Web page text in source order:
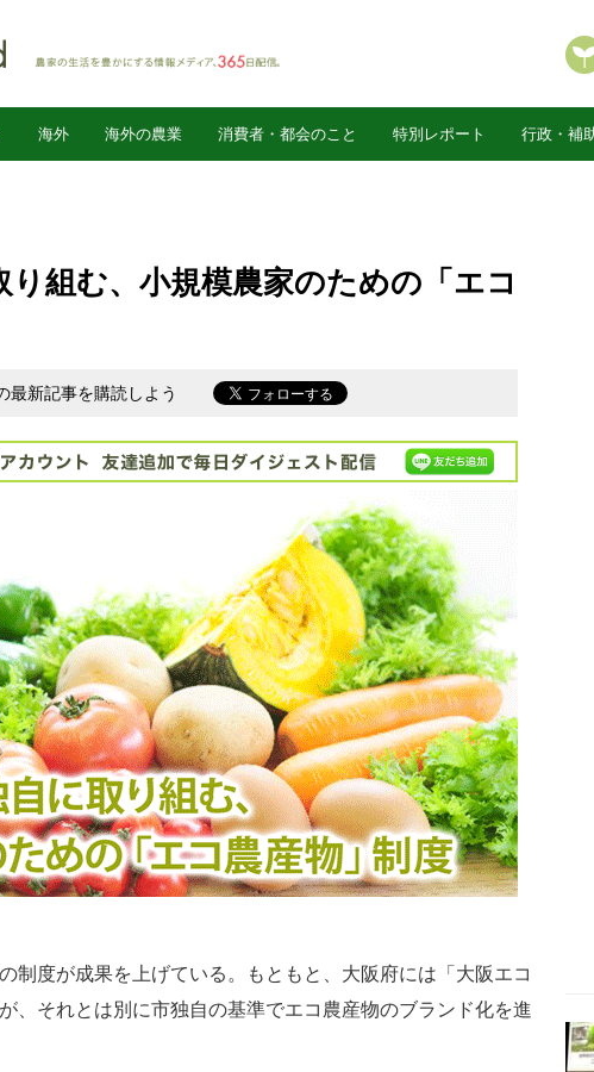
海外 海外の農業 消費者・都会のこと 特別レポート 行政・補
組む、小規模農家のための「エコ
最新記事を購読しよう
制度が成果を上げている。もともと、大阪府には「大阪エコ
、それとは別に市独自の基準でエコ農産物のブランド化を進